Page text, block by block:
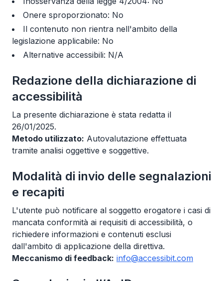
Onere sproporzionato: No
Il contenuto non rientra nell'ambito della
legislazione applicabile: No
Alternative accessibili: N/A
Redazione della dichiarazione di
accessibilità
La presente dichiarazione è stata redatta il
26/01/2025.
Metodo utilizzato: Autovalutazione effettuata
tramite analisi oggettive e soggettive.
Modalità di invio delle segnalazioni
e recapiti
L'utente può notificare al soggetto erogatore i casi di
mancata conformità ai requisiti di accessibilità, o
richiedere informazioni e contenuti esclusi
dall'ambito di applicazione della direttiva.
Meccanismo di feedback: info@accessibit.com